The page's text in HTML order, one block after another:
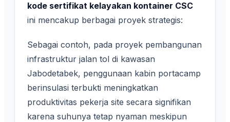
kode sertifikat kelayakan kontainer CSC
ini mencakup berbagai proyek strategis:
Sebagai contoh, pada proyek pembangunan
infrastruktur jalan tol di kawasan
Jabodetabek, penggunaan kabin portacamp
berinsulasi terbukti meningkatkan
produktivitas pekerja site secara signifikan
karena suhunya tetap nyaman meskipun